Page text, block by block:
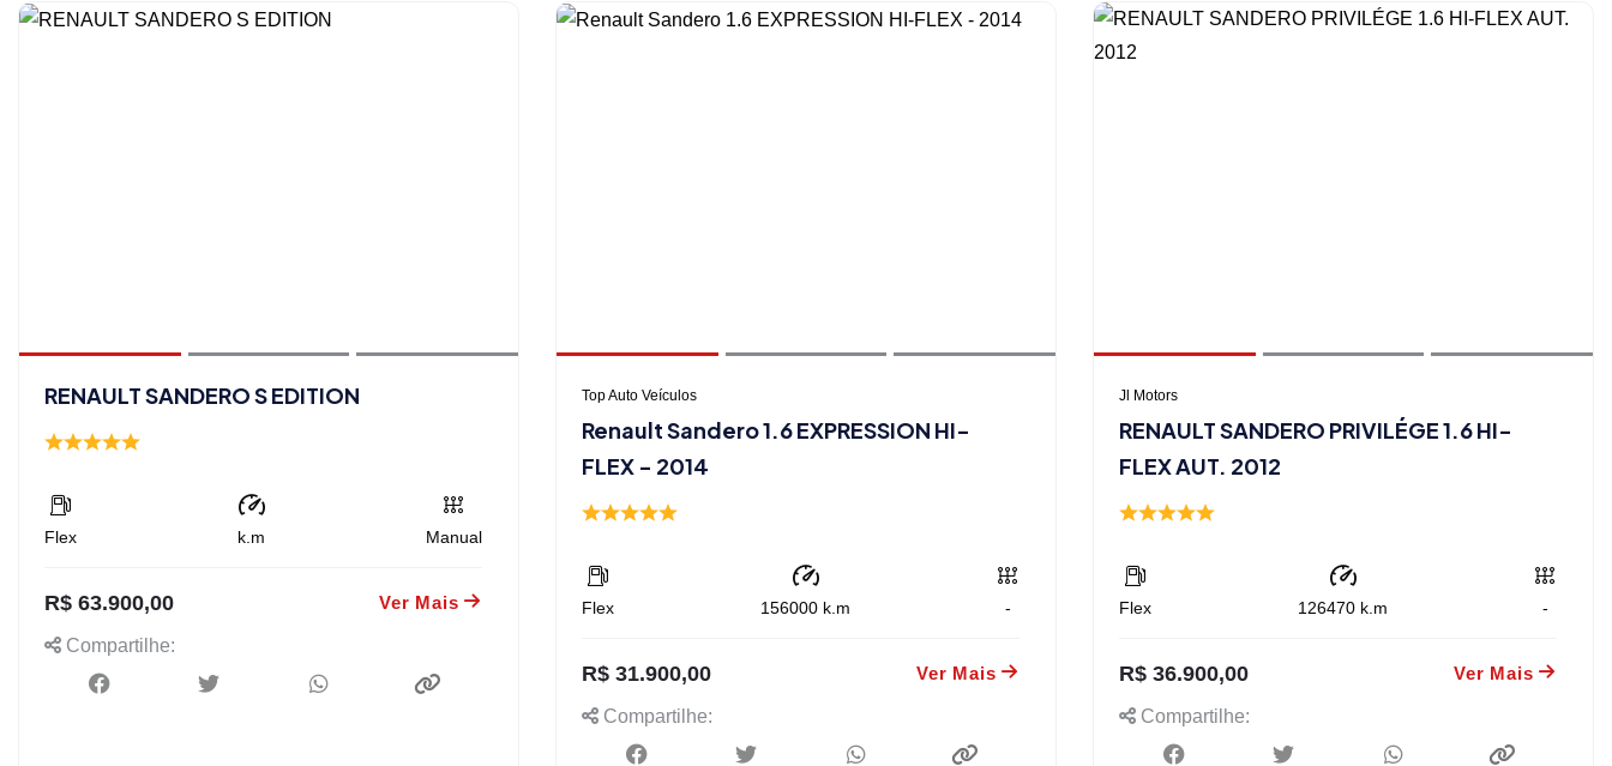
RENAULT SANDERO S EDITION
Flex k.m Manual
R$ 63.900,00 Ver Mais
Compartilhe:
Top Auto Veículos
Renault Sandero 1.6 EXPRESSION HI-
FLEX - 2014
Flex 156000 k.m -
R$ 31.900,00 Ver Mais
Compartilhe:
Jl Motors
RENAULT SANDERO PRIVILÉGE 1.6 HI-
FLEX AUT. 2012
Flex 126470 k.m -
R$ 36.900,00 Ver Mais
Compartilhe: